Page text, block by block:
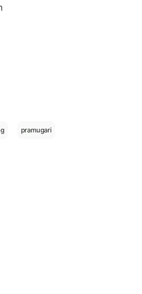
pramugari